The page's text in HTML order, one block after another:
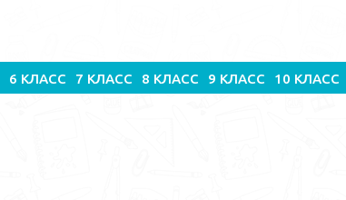
6 КЛАСС 7 КЛАСС 8 КЛАСС 9 КЛАСС 10 КЛАСС